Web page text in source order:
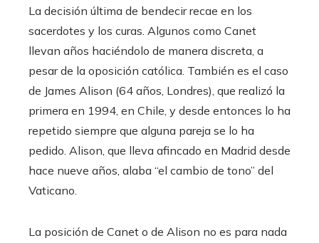
La decisión última de bendecir recae en los
sacerdotes y los curas. Algunos como Canet
llevan años haciéndolo de manera discreta, a
pesar de la oposición católica. También es el caso
de James Alison (64 años, Londres), que realizó la
primera en 1994, en Chile, y desde entonces lo ha
repetido siempre que alguna pareja se lo ha
pedido. Alison, que lleva afincado en Madrid desde
hace nueve años, alaba “el cambio de tono” del
Vaticano.
La posición de Canet o de Alison no es para nada